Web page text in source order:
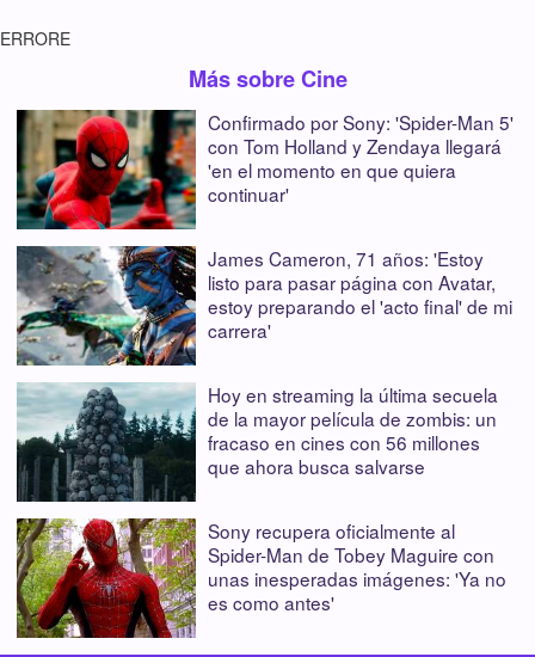
ERRORE
Más sobre Cine
Confirmado por Sony: 'Spider-Man 5'
con Tom Holland y Zendaya llegará
'en el momento en que quiera
continuar'
James Cameron, 71 años: 'Estoy
listo para pasar página con Avatar,
estoy preparando el 'acto final' de mi
carrera'
Hoy en streaming la última secuela
de la mayor película de zombis: un
fracaso en cines con 56 millones
que ahora busca salvarse
Sony recupera oficialmente al
Spider-Man de Tobey Maguire con
unas inesperadas imágenes: 'Ya no
es como antes'